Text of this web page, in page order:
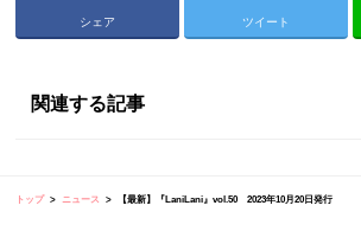
シェア ツイート
関連する記事
トップ ニュース 【最新】『LaniLani』vol.50 2023年10月20日発行